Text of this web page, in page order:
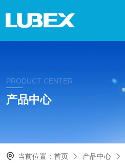
PRODUCT CENTER
产品中心
当前位置：首页 产品中心